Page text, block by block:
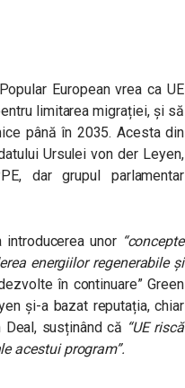
European vrea ca UE
limitarea migrației, și să
până în 2035. Acesta din
Ursulei von der Leyen,
dar grupul parlamentar
unor “concepte
energiilor regenerabile și
în continuare” Green
și-a bazat reputația, chiar
Deal, susținând că “UE riscă
acestui program”.